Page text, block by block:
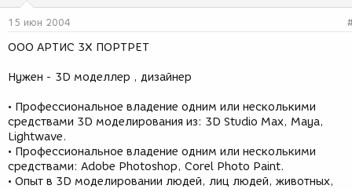
м
д
н
15 июн 2004
ООО АРТИС 3Х ПОРТРЕТ
Нужен - 3D моделлер , дизайнер
• Профессиональное владение одним или несколькими
средствами 3D моделирования из: 3D Studio Max, Maya,
Lightwave.
• Профессиональное владение одним или несколькими
средствами: Adobe Photoshop, Corel Photo Paint.
• Опыт в 3D моделировании людей, лиц людей, животных,